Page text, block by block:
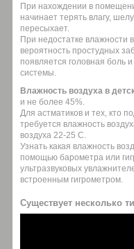
При нахождении в
начинает терять влагу,
пересыхает.
При недостатке влажности в
вероятность простудных
появляется головная боль
системы.
Влажность воздуха в
и не более 45%.
Для астматиков и тех, кто
требуется влажность
воздуха 22-25 С.
Узнать какая влажность
помощью барометра или
ультразвуковых
встроенным гигрометром.
Существует несколько